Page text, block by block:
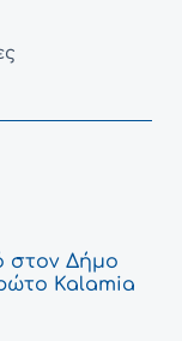
στον Δήμο
Kalamia